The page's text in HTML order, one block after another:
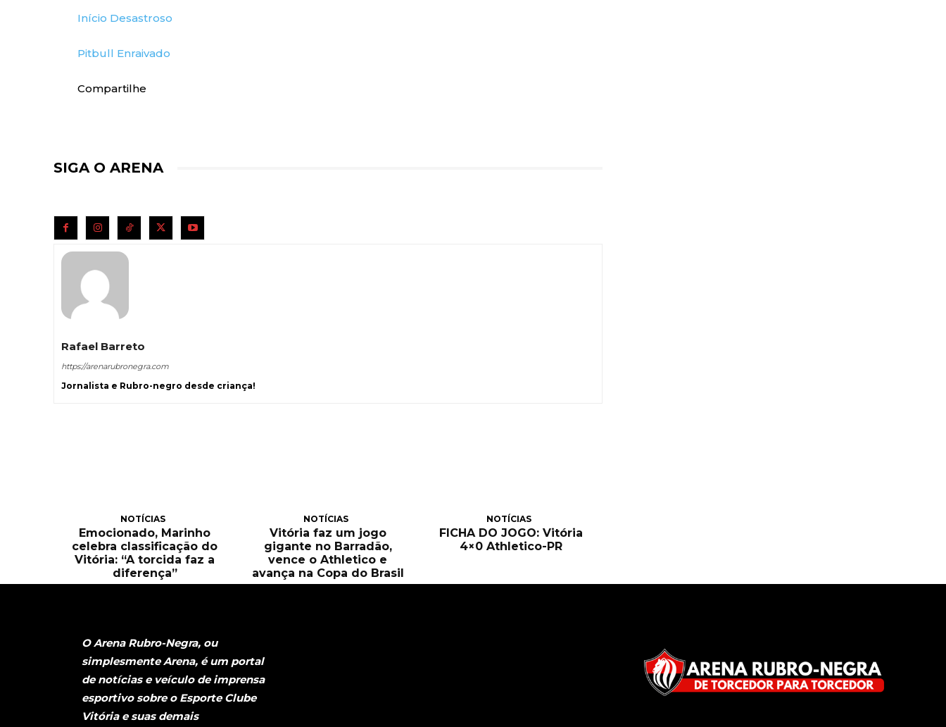
Início Desastroso
Pitbull Enraivado
Compartilhe
SIGA O ARENA
Rafael Barreto
https://arenarubronegra.com
Jornalista e Rubro-negro desde criança!
NOTÍCIAS
Emocionado, Marinho
celebra classificação do
Vitória: “A torcida faz a
diferença”
NOTÍCIAS
Vitória faz um jogo
gigante no Barradão,
vence o Athletico e
avança na Copa do Brasil
NOTÍCIAS
FICHA DO JOGO: Vitória
4×0 Athletico-PR
O Arena Rubro-Negra, ou
simplesmente Arena, é um portal
de notícias e veículo de imprensa
esportivo sobre o Esporte Clube
Vitória e suas demais